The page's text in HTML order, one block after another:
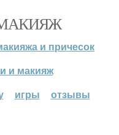
и причесок
и макияж
игры отзывы